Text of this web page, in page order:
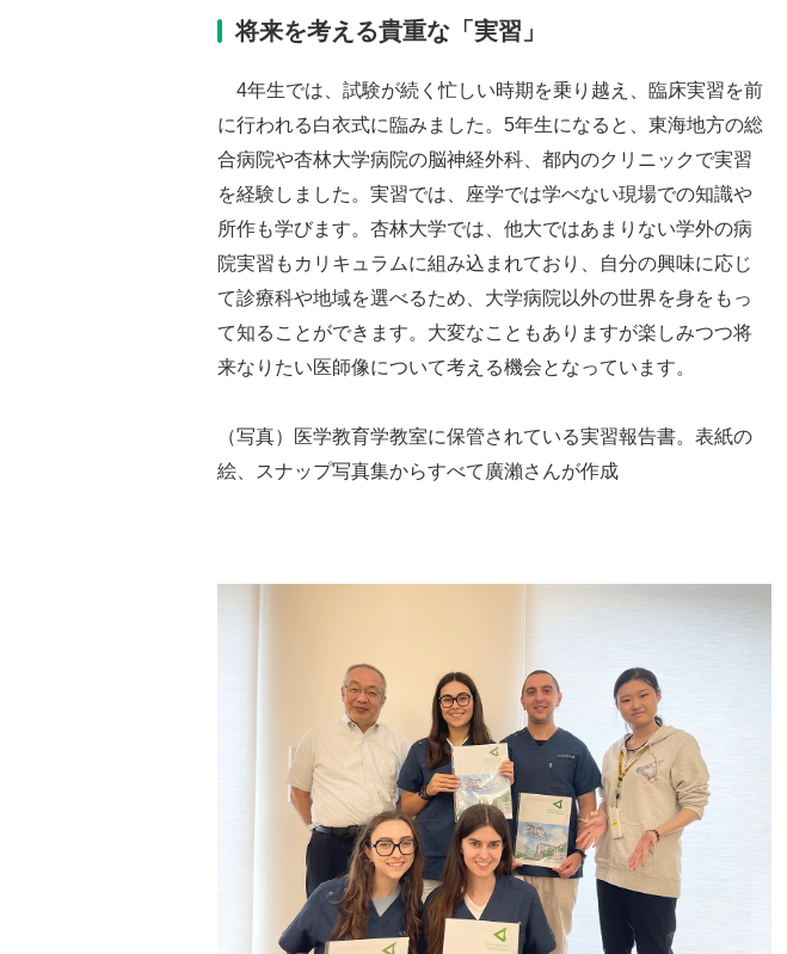
将来を考える貴重な「実習」
4年生では、試験が続く忙しい時期を乗り越え、臨床実習を前
に行われる白衣式に臨みました。5年生になると、東海地方の総
合病院や杏林大学病院の脳神経外科、都内のクリニックで実習
を経験しました。実習では、座学では学べない現場での知識や
所作も学びます。杏林大学では、他大ではあまりない学外の病
院実習もカリキュラムに組み込まれており、自分の興味に応じ
て診療科や地域を選べるため、大学病院以外の世界を身をもっ
て知ることができます。大変なこともありますが楽しみつつ将
来なりたい医師像について考える機会となっています。
（写真）医学教育学教室に保管されている実習報告書。表紙の
絵、スナップ写真集からすべて廣瀨さんが作成